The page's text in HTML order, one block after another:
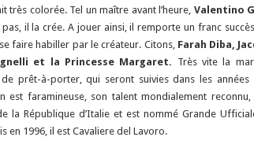
très colorée. Tel un maître avant l’heure, Valentino
il la crée. A jouer ainsi, il remporte un franc
faire habiller par le créateur. Citons, Farah Diba,
et la Princesse Margaret. Très vite la
prêt-à-porter, qui seront suivies dans les années
est faramineuse, son talent mondialement
la République d’Italie et est nommé Grande
en 1996, il est Cavaliere del Lavoro.